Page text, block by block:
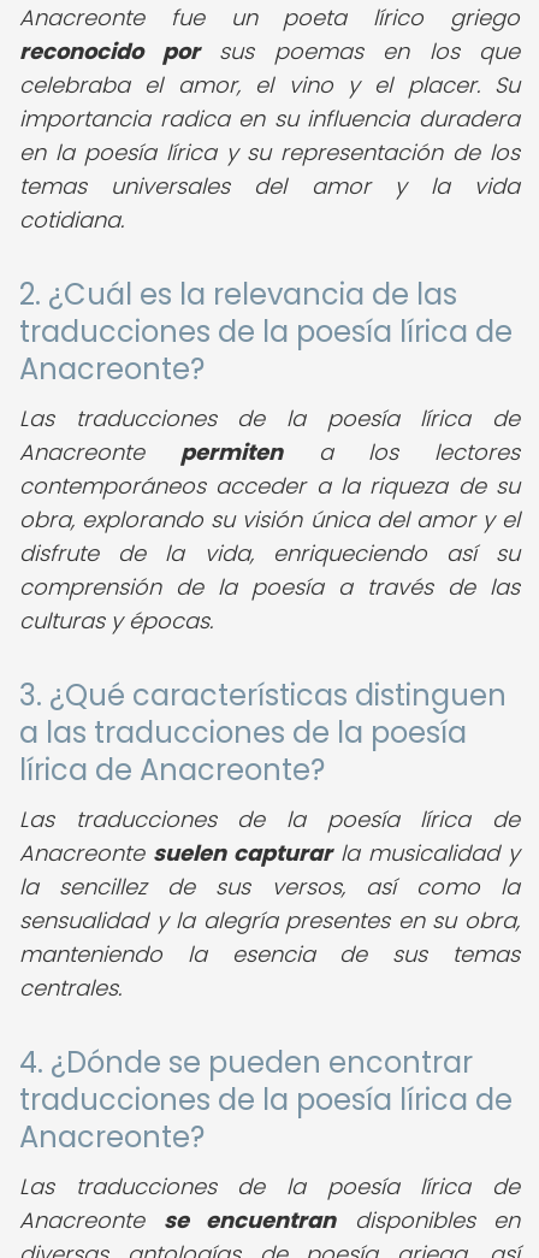
Anacreonte fue un poeta lírico griego
reconocido porsus poemas en los que
celebraba el amor, el vino y el placer. Su
importancia radica en su influencia duradera
en la poesía lírica y su representación de los
temas universales del amor y la vida
cotidiana.
2. ¿Cuál es la relevancia de las
traducciones de la poesía lírica de
Anacreonte?
Las traducciones de la poesía lírica de
Anacreonte permitena los lectores
contemporáneos acceder a la riqueza de su
obra, explorando su visión única del amor y el
disfrute de la vida, enriqueciendo así su
comprensión de la poesía a través de las
culturas y épocas.
3. ¿Qué características distinguen
a las traducciones de la poesía
lírica de Anacreonte?
Las traducciones de la poesía lírica de
Anacreonte suelen capturarla musicalidad y
la sencillez de sus versos, así como la
sensualidad y la alegría presentes en su obra,
manteniendo la esencia de sus temas
centrales.
4. ¿Dónde se pueden encontrar
traducciones de la poesía lírica de
Anacreonte?
Las traducciones de la poesía lírica de
Anacreonte se encuentrandisponibles en